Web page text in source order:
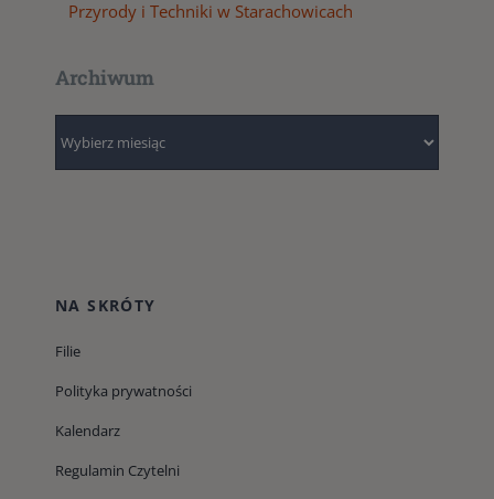
Przyrody i Techniki w Starachowicach
Archiwum
NA SKRÓTY
Filie
Polityka prywatności
Kalendarz
Regulamin Czytelni